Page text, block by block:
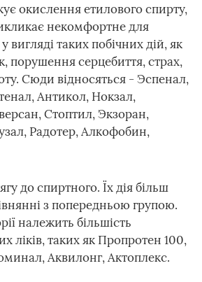
окислення етилового спирту,
некомфортне для
вигляді таких побічних дій, як
порушення серцебиття, страх,
Сюди відносяться - Эспенал,
Антикол, Нокзал,
Стоптил, Экзоран,
Радотер, Алкофобин,
до спиртного. Їх дія більш
з попередньою групою.
належить більшість
ліків, таких як Пропротен 100,
Аквилонг, Актоплекс.